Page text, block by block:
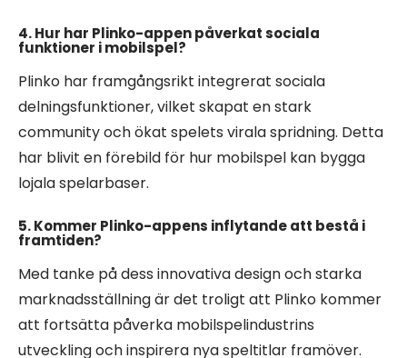
4. Hur har Plinko-appen påverkat sociala
funktioner i mobilspel?
Plinko har framgångsrikt integrerat sociala
delningsfunktioner, vilket skapat en stark
community och ökat spelets virala spridning. Detta
har blivit en förebild för hur mobilspel kan bygga
lojala spelarbaser.
5. Kommer Plinko-appens inflytande att bestå i
framtiden?
Med tanke på dess innovativa design och starka
marknadsställning är det troligt att Plinko kommer
att fortsätta påverka mobilspelindustrins
utveckling och inspirera nya speltitlar framöver.